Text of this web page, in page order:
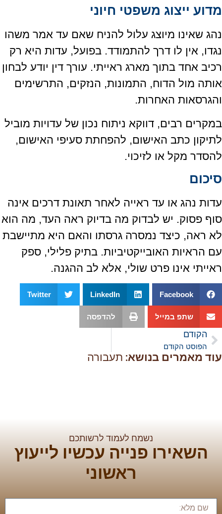
מדוע ייצוג משפטי חיוני
נהג שאינו מיוצג עלול להניח שאם עד אמר משהו
נגדו, אין לו דרך להתמודד. בפועל, עדות היא רק
רכיב אחד בתוך מארג ראייתי. עורך דין יודע לבחון
אותה מול הדוח, התמונות, הנזקים, התרשימים
והגרסאות האחרות.
במקרים רבים, דווקא ניתוח נכון של עדויות מוביל
לתיקון כתב האישום, להפחתת סעיפי האישום,
להסדר מקל או לזיכוי.
סיכום
עדות נהג או עד ראייה לאחר תאונת דרכים אינה
סוף פסוק. יש לבדוק מה בדיוק ראה העד, מה הוא
לא ראה, כיצד נמסרה גרסתו והאם היא מתיישבת
עם הראיות האובייקטיביות. בתיק פלילי, ספק
ראייתי אינו פרט שולי, אלא לב ההגנה.
Facebook
LinkedIn
Twitter
שתפ במייל להדפסה
הקודם
הפוסט הקודם
עוד מאמרים בנושא: תעבורה
נשמח לעמוד לרשותכם
השאירו פנייה עכשיו לייעוץ
ראשוני